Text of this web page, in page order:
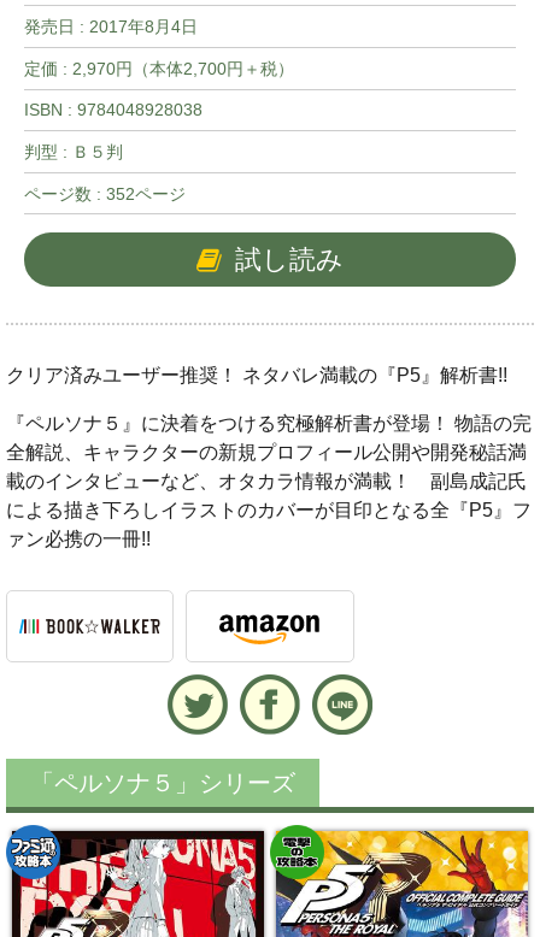
発売日 : 2017年8月4日
定価 : 2,970円（本体2,700円＋税）
ISBN : 9784048928038
判型 : Ｂ５判
ページ数 : 352ページ
試し読み
クリア済みユーザー推奨！ ネタバレ満載の『P5』解析書!!
『ペルソナ５』に決着をつける究極解析書が登場！ 物語の完
全解説、キャラクターの新規プロフィール公開や開発秘話満
載のインタビューなど、オタカラ情報が満載！ 副島成記氏
による描き下ろしイラストのカバーが目印となる全『P5』フ
ァン必携の一冊!!
「ペルソナ５」シリーズ